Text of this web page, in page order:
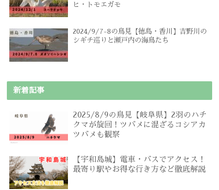
ヒ・トモエガモ
2024/9/7-8の鳥見【徳島・香川】吉野川の
シギチ巡りと瀬戸内の海鳥たち
新着記事
2025/8/9の鳥見【岐阜県】2羽のハチ
クマが旋回！ツバメに混ざるコシアカ
ツバメも観察
【宇和島城】電車・バスでアクセス！
最寄り駅やお得な行き方など徹底解説